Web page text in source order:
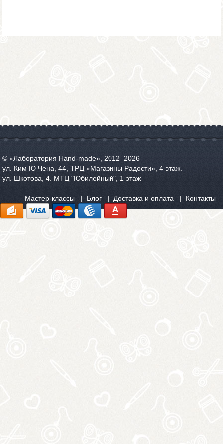
© «Лаборатория Hand-made», 2012‒2026
ул. Ким Ю Чена, 44, ТРЦ «Магазины Радости», 4 этаж.
ул. Шкотова, 4. МТЦ "Юбилейный", 1 этаж
Мастер-классы Блог Доставка и оплата Контакты